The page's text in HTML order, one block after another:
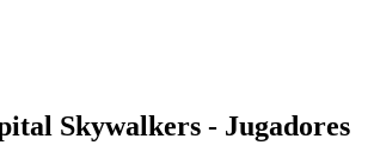
Skywalkers - Jugadores